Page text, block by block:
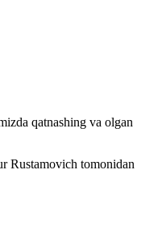
qatnashing va olgan
Rustamovich tomonidan